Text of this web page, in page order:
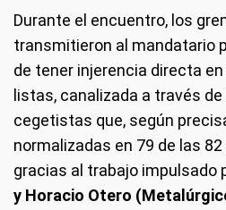
Durante el encuentro, los
transmitieron al mandatario
de tener injerencia directa
listas, canalizada a través
cegetistas que, según
normalizadas en 79 de las
gracias al trabajo impulsado
y Horacio Otero